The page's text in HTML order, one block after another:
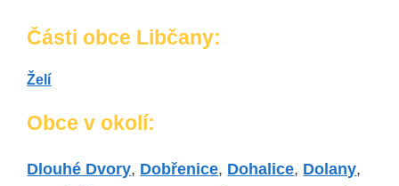
Části obce Libčany:
Želí
Obce v okolí:
Dlouhé Dvory, Dobřenice, Dohalice, Dolany,